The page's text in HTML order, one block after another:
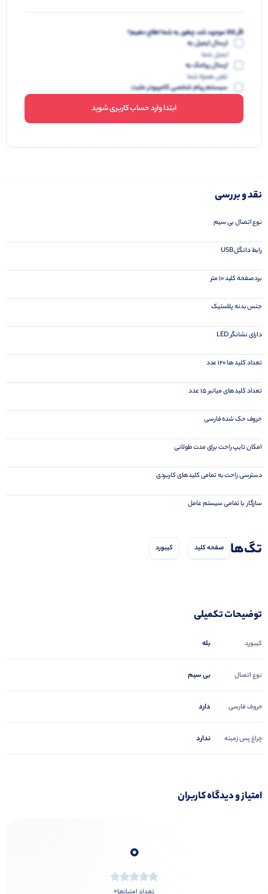
اگر کالا موجود شد، چطور به شما اطلاع دهیم؟
ارسال ایمیل به
ایمیل شما
ارسال پیامک به
تلفن همراه شما
سیستم پیام شخصی کامپیوتر مثبت
ابتدا وارد حساب کاربری شوید
نقد و بررسی
نوع اتصال بی سیم
رابط دانگل USB
برد صفحه کلید 10 متر
جنس بدنه پلاستیک
دارای نشانگر LED
تعداد کلید ها 120 عدد
تعداد کلیدهای میانبر 15 عدد
حروف حک شده فارسی
امکان تایپ راحت برای مدت طولانی
دسترسی راحت به تمامی کلیدهای کاربردی
سازگار با تمامی سیستم عامل
تگ‌ها صفحه کلید کیبورد
توضیحات تکمیلی
کیبورد بله
نوع اتصال بی سیم
حروف فارسی دارد
چراغ پس زمینه ندارد
امتیاز و دیدگاه کاربران
0